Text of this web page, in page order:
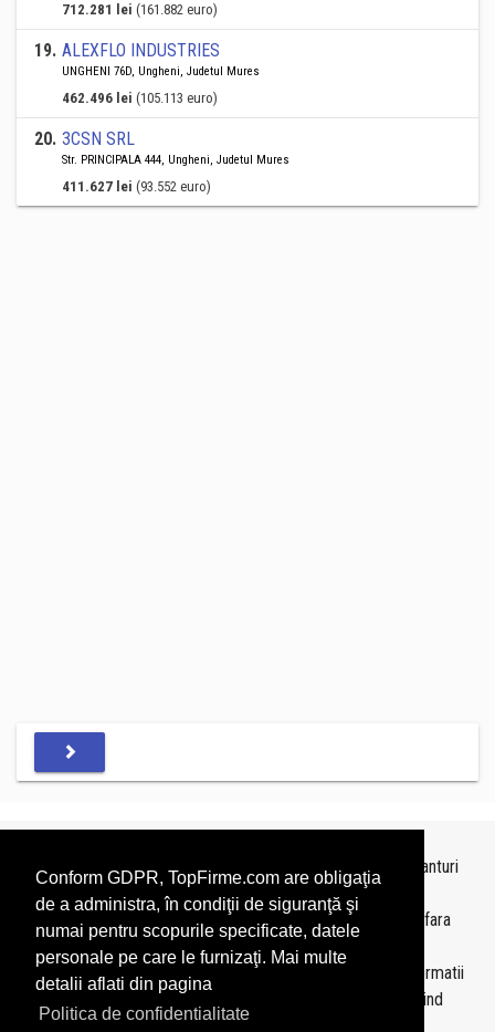
Conform GDPR, TopFirme.com are obligaţia
de a administra, în condiţii de siguranţă şi
numai pentru scopurile specificate, datele
personale pe care le furnizaţi. Mai multe
detalii aflati din pagina
Politica de confidentialitate
712.281 lei (161.882 euro)
19. ALEXFLO INDUSTRIES
UNGHENI 76D, Ungheni, Judetul Mures
462.496 lei (105.113 euro)
20. 3CSN SRL
Str. PRINCIPALA 444, Ungheni, Judetul Mures
411.627 lei (93.552 euro)
Topurile sunt realizate deTopFirme
pe baza ultimelor bilanturi
depuse si au scop informativ.
Este interzisa folosirea topurilor fara acordul TopFirme si fara
precizarea sursei.
Daca doriti sa achizitionati
topuri personalizate
sau informatii
despre agentii economici va rugam sa ne contactati folosind
sectiunea Contact